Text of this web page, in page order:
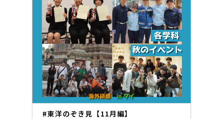
#東洋のぞき見【11月編】